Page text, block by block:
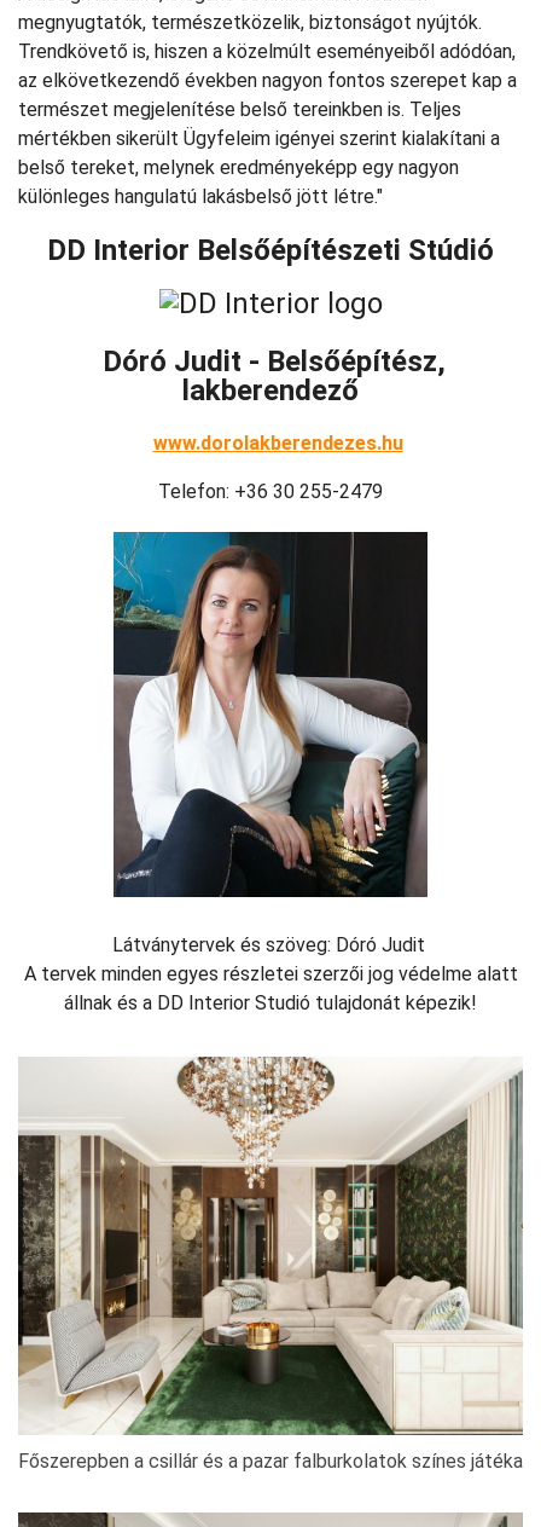
megnyugtatók, természetközelik, biztonságot nyújtók.
Trendkövető is, hiszen a közelmúlt eseményeiből adódóan,
az elkövetkezendő években nagyon fontos szerepet kap a
természet megjelenítése belső tereinkben is. Teljes
mértékben sikerült Ügyfeleim igényei szerint kialakítani a
belső tereket, melynek eredményeképp egy nagyon
különleges hangulatú lakásbelső jött létre."
DD Interior Belsőépítészeti Stúdió
Dóró Judit - Belsőépítész,
lakberendező
www.dorolakberendezes.hu
Telefon: +36 30 255-2479
Látványtervek és szöveg: Dóró Judit
A tervek minden egyes részletei szerzői jog védelme alatt
állnak és a DD Interior Studió tulajdonát képezik!
Főszerepben a csillár és a pazar falburkolatok színes játéka